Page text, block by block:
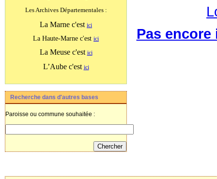
Les Archives Départementales :
La Marne c'est ici
La Haute-Marne c'est ici
La Meuse c'est ici
L’Aube c'est ici
Recherche dans d'autres bases
Paroisse ou commune souhaitée :
Pas